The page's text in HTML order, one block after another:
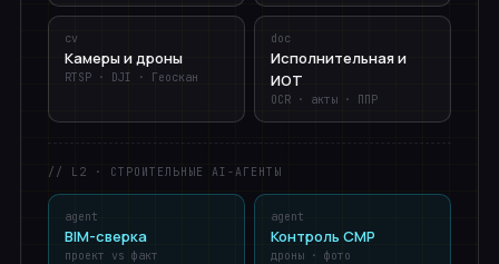
cv
Камеры и дроны
RTSP · DJI · Геоскан
doc
Исполнительная и
ИОТ
OCR · акты · ППР
// L2 · СТРОИТЕЛЬНЫЕ AI-АГЕНТЫ
agent
BIM-сверка
проект vs факт
agent
Контроль СМР
дроны · фото